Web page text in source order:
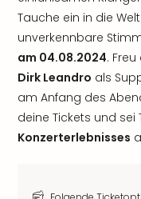
Tauche ein in die
unverkennbare
am 04.08.2024.
Dirk Leandro als
am Anfang des
deine Tickets und sei
Konzerterlebnisses